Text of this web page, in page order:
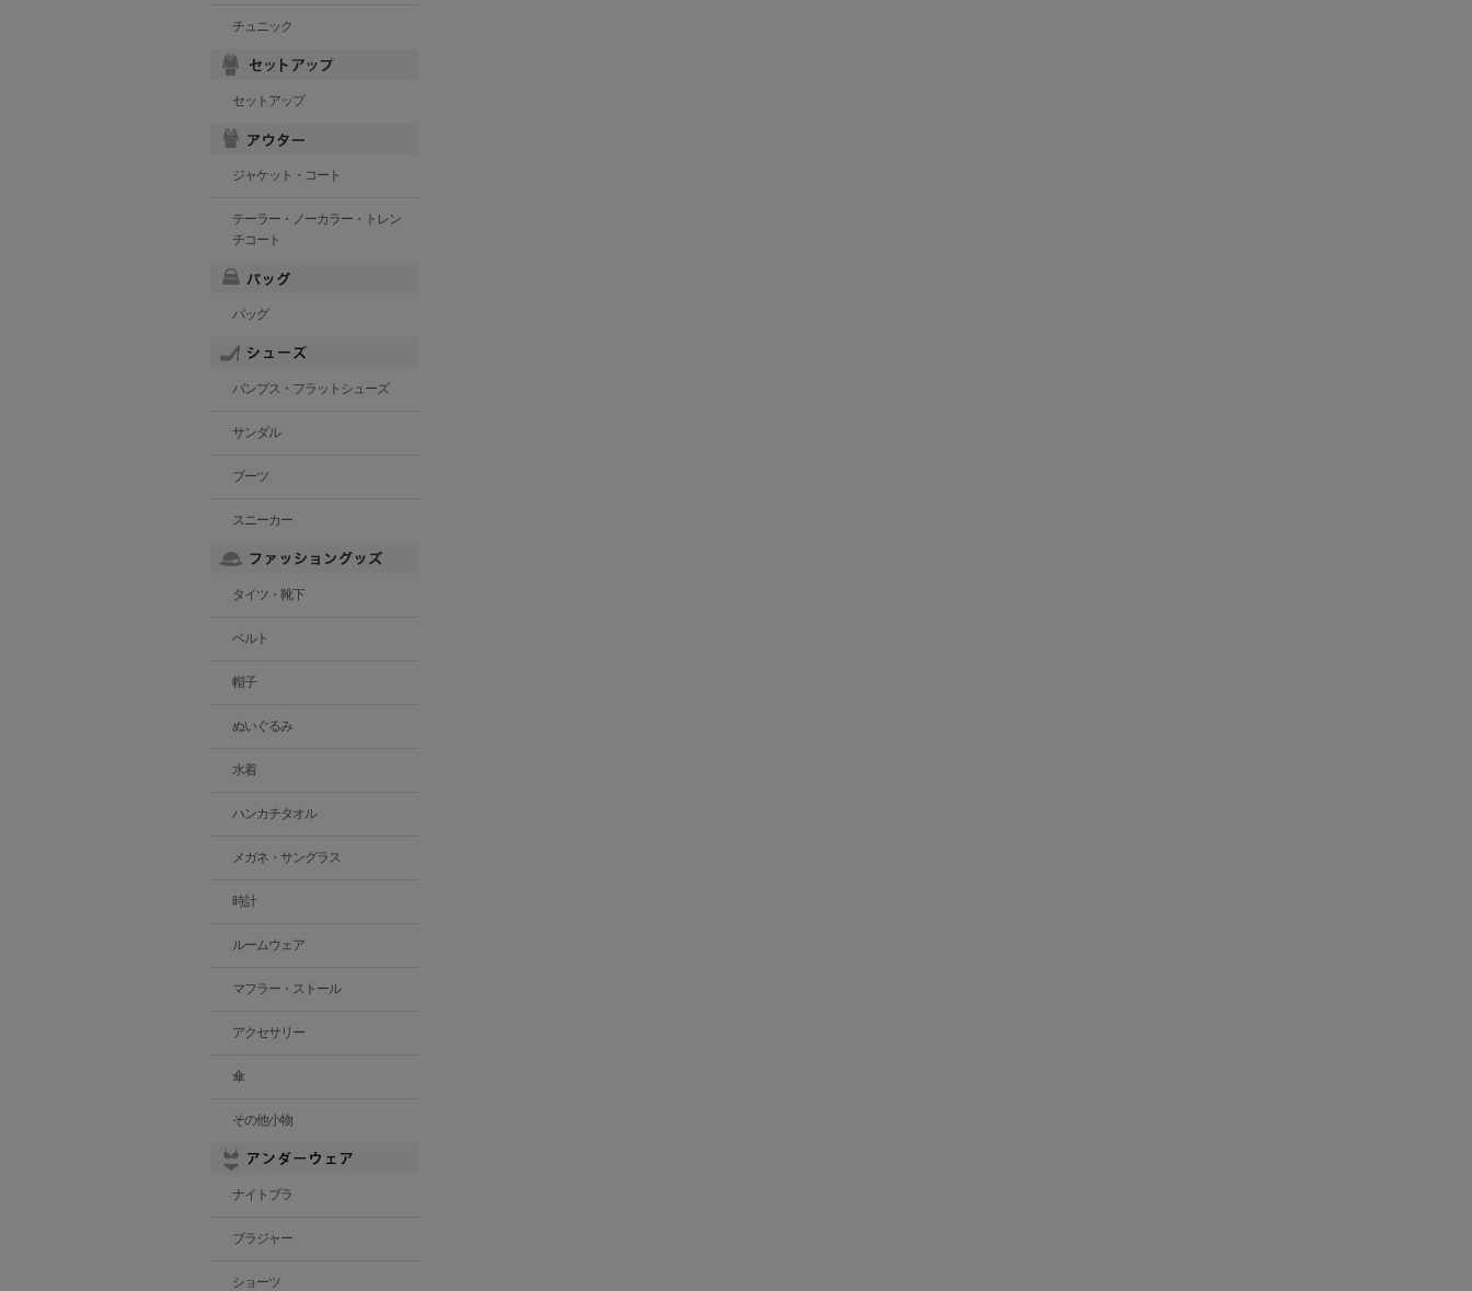
チュニック
セットアップ
ジャケット・コート
テーラー・ノーカラー・トレン
チコート
バッグ
パンプス・フラットシューズ
サンダル
ブーツ
スニーカー
タイツ・靴下
ベルト
帽子
ぬいぐるみ
水着
ハンカチタオル
メガネ・サングラス
時計
ルームウェア
マフラー・ストール
アクセサリー
傘
その他小物
ナイトブラ
ブラジャー
ショーツ